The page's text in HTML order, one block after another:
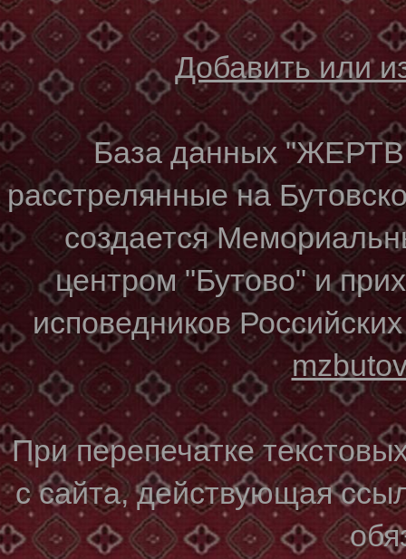
Добавить или
База данных
расстрелянные на
создается
центром "Бутово" и
исповедников
При перепечатке
с сайта, действующая